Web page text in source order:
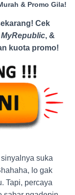
& Promo Gila!
Cek
, &
kuota promo!
suka
lo gak
Tapi, percaya